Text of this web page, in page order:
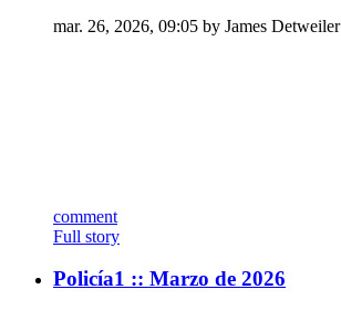
mar. 26, 2026, 09:05 by James Detweiler
comment
Full story
Policía1 :: Marzo de 2026